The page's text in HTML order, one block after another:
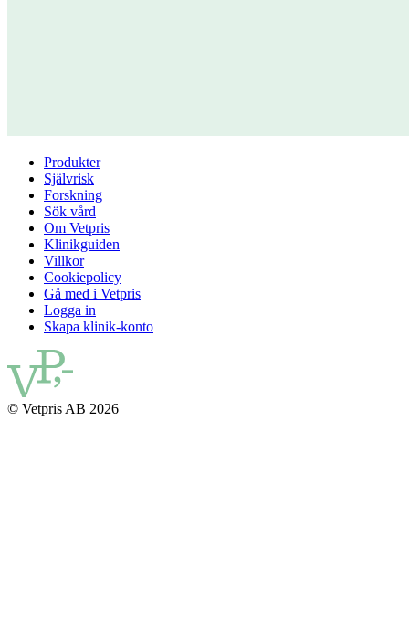
Produkter
Självrisk
Forskning
Sök vård
Om Vetpris
Klinikguiden
Villkor
Cookiepolicy
Gå med i Vetpris
Logga in
Skapa klinik-konto
© Vetpris AB 2026